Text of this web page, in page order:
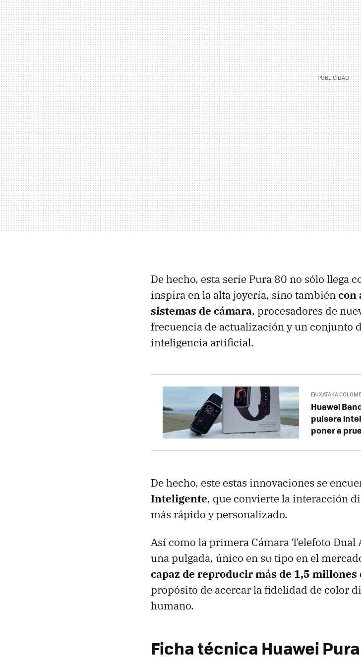
De hecho, esta serie Pura 80 no sólo llega
inspira en la alta joyería, sino tambiéncon
sistemas de cámara, procesadores de
frecuencia de actualización y un conjunto
inteligencia artificial.
EN XATAKA
Huawei
pulsera
poner a
De hecho, este estas innovaciones se
Inteligente, que convierte la interacción
más rápido y personalizado.
Así como la primera Cámara Telefoto Dual
una pulgada, único en su tipo en el
capaz de reproducir más de 1,5 millones
propósito de acercar la fidelidad de color
humano.
Ficha técnica Huawei